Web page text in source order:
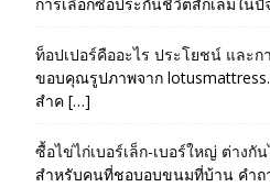
การเลือกซื้อประกันชีวิตสักเล่มใน
ท็อปเปอร์คืออะไร ประโยชน์ และก
ขอบคุณรูปภาพจาก
สำค […]
ซื้อไข่ไก่เบอร์เล็ก-เบอร์ใหญ่ ต่างกั
สำหรับคนที่ชอบอบขนมที่บ้าน คำถ